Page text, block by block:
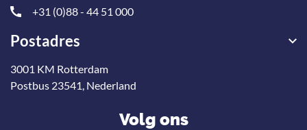
+31 (0)88 - 44 51 000
Postadres
3001 KM Rotterdam
Postbus 23541, Nederland
Volg ons